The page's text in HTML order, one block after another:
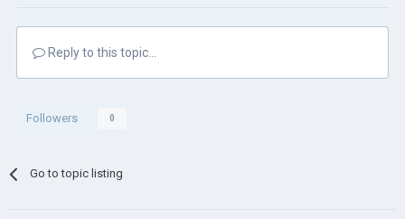
Reply to this topic...
Followers 0
Go to topic listing